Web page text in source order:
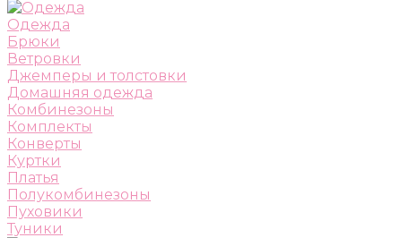
Одежда
Брюки
Ветровки
Джемперы и толстовки
Домашняя одежда
Комбинезоны
Комплекты
Конверты
Куртки
Платья
Полукомбинезоны
Пуховики
Туники